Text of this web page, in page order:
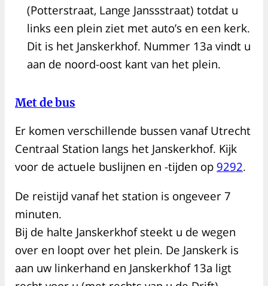
(Potterstraat, Lange Janssstraat) totdat u
links een plein ziet met auto’s en een kerk.
Dit is het Janskerkhof. Nummer 13a vindt u
aan de noord-oost kant van het plein.
Met de bus
Er komen verschillende bussen vanaf Utrecht
Centraal Station langs het Janskerkhof. Kijk
voor de actuele buslijnen en -tijden op 9292.
De reistijd vanaf het station is ongeveer 7
minuten.
Bij de halte Janskerkhof steekt u de wegen
over en loopt over het plein. De Janskerk is
aan uw linkerhand en Janskerkhof 13a ligt